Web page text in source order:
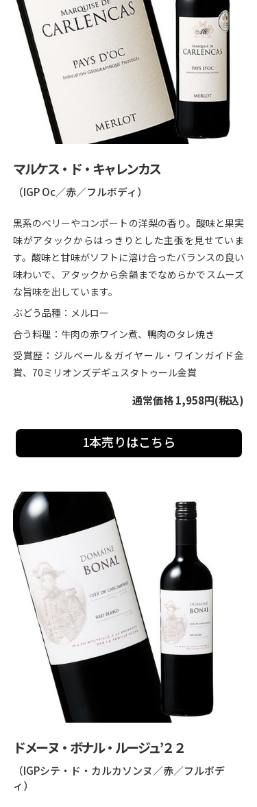
マルケス・ド・キャレンカス
（IGP Oc／赤／フルボディ）
黒系のベリーやコンポートの洋梨の香り。酸味と果実
味がアタックからはっきりとした主張を見せていま
す。酸味と甘味がソフトに溶け合ったバランスの良い
味わいで、アタックから余韻までなめらかでスムーズ
な旨味を出しています。
ぶどう品種：メルロー
合う料理：牛肉の赤ワイン煮、鴨肉のタレ焼き
受賞歴：ジルベール＆ガイヤール・ワインガイド金
賞、70ミリオンズデギュスタトゥール金賞
通常価格 1,958円(税込)
1本売りはこちら
ドメーヌ・ボナル・ルージュ’２２
（IGPシテ・ド・カルカソンヌ／赤／フルボデ
ィ）